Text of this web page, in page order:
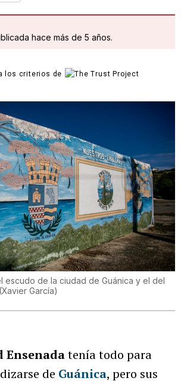
hace más de 5 años.
los criterios de
escudo de la ciudad de Guánica y el del
(Xavier García)
Ensenadatenía todo para
de Guánica, pero sus